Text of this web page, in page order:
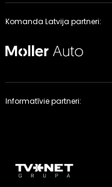
Komanda Latvija partneri:
Informatīvie partneri: